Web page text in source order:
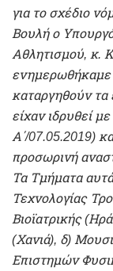
για το σχέδιο
Βουλή ο
Αθλητισμού, κ.
ενημερωθήκαμε
καταργηθούν
είχαν ιδρυθεί
Α΄/07.05.2019)
προσωρινή
Τα Τμήματα
Τεχνολογίας
Βιοϊατρικής
(Χανιά), δ)
Επιστημών